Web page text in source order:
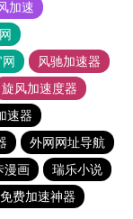
加速
风驰加速器
旋风加速度器
速器
外网网址导航
漫画
瑞乐小说
费加速神器